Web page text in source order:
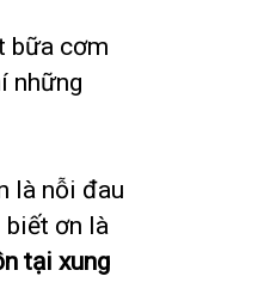
bữa cơm
những
là nỗi đau
biết ơn là
tại xung